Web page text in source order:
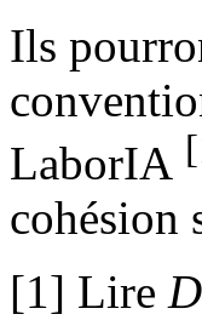
Ils
LaborIA
cohésion
[1] Lire